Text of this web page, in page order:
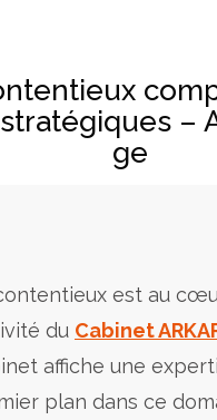
–
ge
est au
du Cabinet
affiche une
plan dans ce